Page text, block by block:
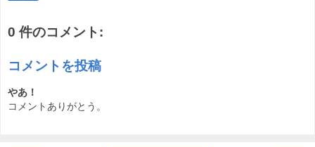
0 件のコメント:
コメントを投稿
やあ！
コメントありがとう。